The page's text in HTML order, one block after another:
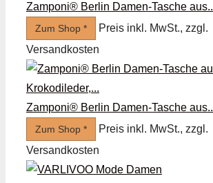
Zamponi®️ Berlin Damen-Tasche
Zum Shop *
Preis inkl. MwSt., zzgl.
Versandkosten
Zamponi®️ Berlin Damen-Tasche
Zum Shop *
Preis inkl. MwSt., zzgl.
Versandkosten